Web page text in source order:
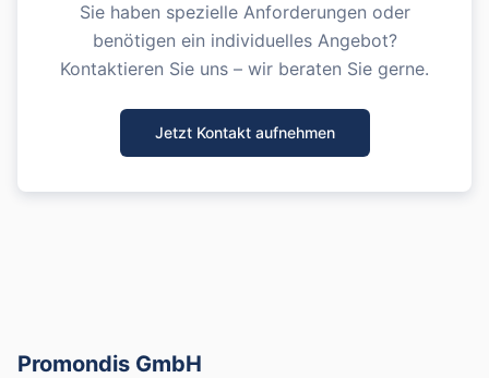
Sie haben spezielle Anforderungen oder
benötigen ein individuelles Angebot?
Kontaktieren Sie uns – wir beraten Sie gerne.
Jetzt Kontakt aufnehmen
Promondis GmbH